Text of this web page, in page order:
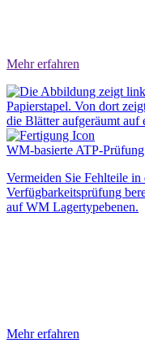
Mehr erfahren
WM-basierte ATP-
Vermeiden Sie Fehlteile
Verfügbarkeitsprüfung
auf WM Lagertypebenen.
Mehr erfahren